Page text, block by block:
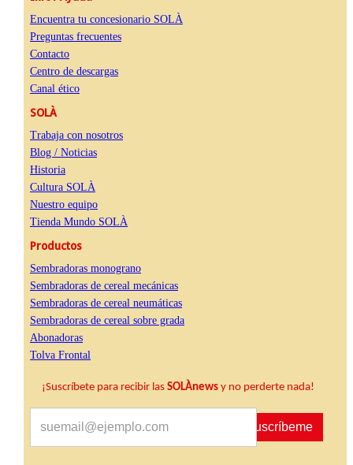
Encuentra tu concesionario SOLÀ
Preguntas frecuentes
Contacto
Centro de descargas
Canal ético
SOLÀ
Trabaja con nosotros
Blog / Noticias
Historia
Cultura SOLÀ
Nuestro equipo
Tienda Mundo SOLÀ
Productos
Sembradoras monograno
Sembradoras de cereal mecánicas
Sembradoras de cereal neumáticas
Sembradoras de cereal sobre grada
Abonadoras
Tolva Frontal
¡Suscríbete para recibir las SOLÀnews y no perderte nada!
Suscríbeme